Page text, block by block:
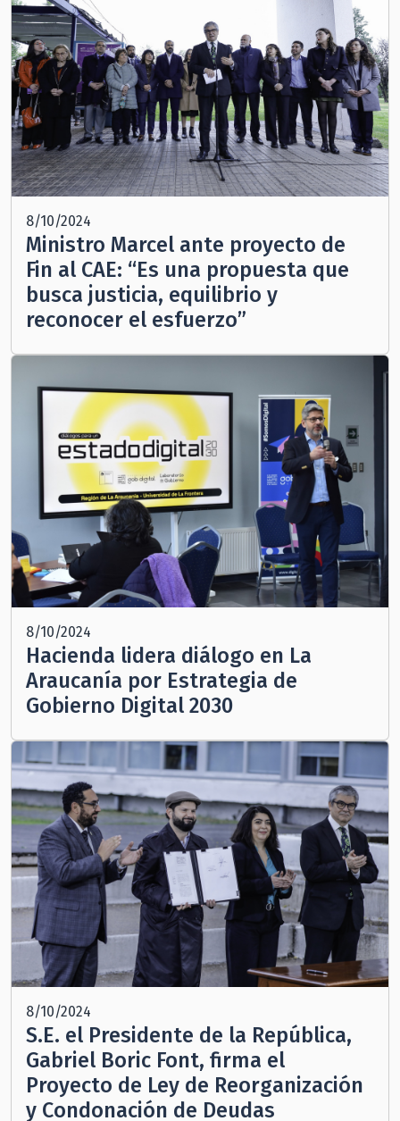
8/10/2024
Ministro Marcel ante proyecto de
Fin al CAE: “Es una propuesta que
busca justicia, equilibrio y
reconocer el esfuerzo”
8/10/2024
Hacienda lidera diálogo en La
Araucanía por Estrategia de
Gobierno Digital 2030
8/10/2024
S.E. el Presidente de la República,
Gabriel Boric Font, firma el
Proyecto de Ley de Reorganización
y Condonación de Deudas